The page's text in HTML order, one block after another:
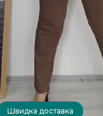
Швидка доставка